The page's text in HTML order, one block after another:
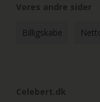
Vores andre sider
Billigskabe
Celebert.dk